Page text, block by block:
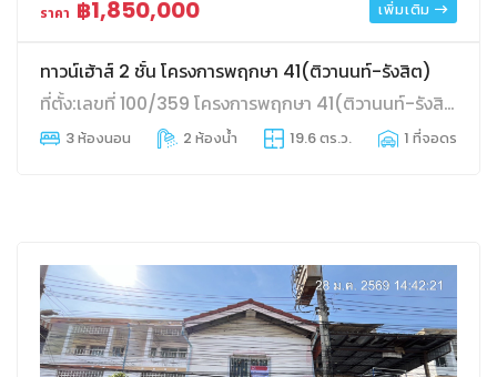
ราคา ฿1,850,000 เพิ่มเติม
ทาวน์เฮ้าส์ 2 ชั้น โครงการพฤกษา 41(ติวานนท์-รังสิต)
ที่ตั้ง:เลขที่ 100/359 โครงการพฤกษา 41(ติวานนท์-รังสิต) ถนนติวานนท์
3 ห้องนอน 2 ห้องน้ำ 19.6 ตร.ว. 1 ที่จอดรถ